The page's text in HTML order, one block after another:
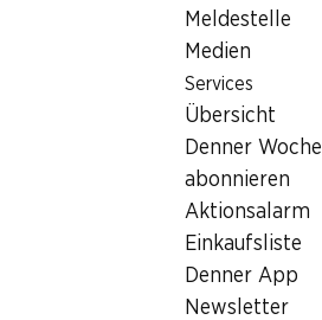
Meldestelle
Medien
Services
Übersicht
Denner Woche
abonnieren
Aktionsalarm
Einkaufsliste
Denner App
Newsletter